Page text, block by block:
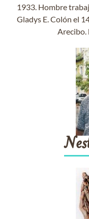
1933. Hombre
Gladys E. Colón el
Arecibo.